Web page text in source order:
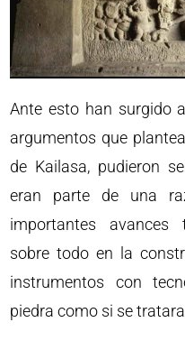
Ante esto han surgido
argumentos que
de Kailasa, pudieron
eran parte de una
importantes avances
sobre todo en la
instrumentos con
piedra como si se